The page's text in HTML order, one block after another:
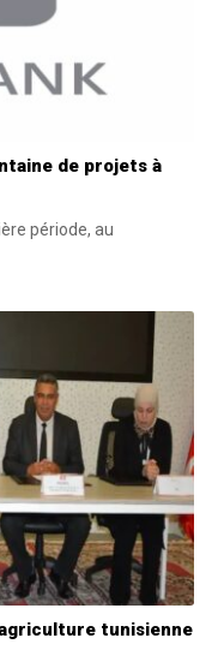
de projets à
période, au
tunisienne